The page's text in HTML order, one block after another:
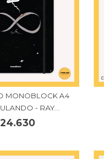
MONOBLOCK A4
- RAY...